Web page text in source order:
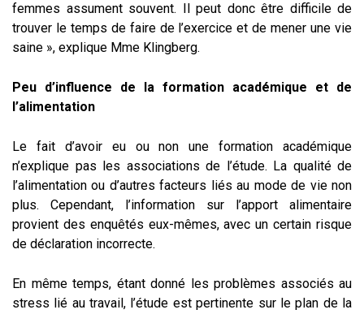
femmes assument souvent. Il peut donc être difficile de
trouver le temps de faire de l’exercice et de mener une vie
saine », explique Mme Klingberg.
Peu d’influence de la formation académique et de
l’alimentation
Le fait d’avoir eu ou non une formation académique
n’explique pas les associations de l’étude. La qualité de
l’alimentation ou d’autres facteurs liés au mode de vie non
plus. Cependant, l’information sur l’apport alimentaire
provient des enquêtés eux-mêmes, avec un certain risque
de déclaration incorrecte.
En même temps, étant donné les problèmes associés au
stress lié au travail, l’étude est pertinente sur le plan de la